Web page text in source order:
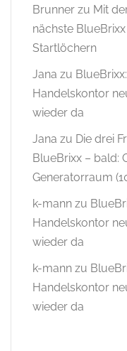
Brunner zu Mit
nächste
Startlöchern
Jana zu
Handelskontor
wieder da
Jana zu Die drei
BlueBrixx – bald:
Generatorraum
k-mann zu
Handelskontor
wieder da
k-mann zu
Handelskontor
wieder da